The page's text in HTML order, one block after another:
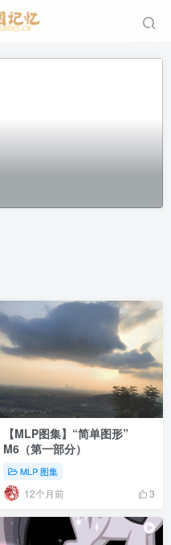
【MLP图集】“简单图形”
M6（第一部分）
MLP 图集
12个月前 3